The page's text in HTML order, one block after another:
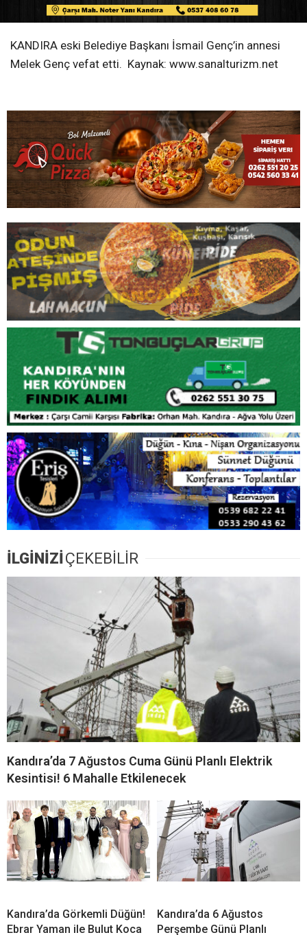
KANDIRA eski Belediye Başkanı İsmail Genç’in annesi
Melek Genç vefat etti. Kaynak: www.sanalturizm.net
İLGİNİZİÇEKEBİLİR
Kandıra’da 7 Ağustos Cuma Günü Planlı Elektrik
Kesintisi! 6 Mahalle Etkilenecek
Kandıra’da Görkemli Düğün!
Ebrar Yaman ile Bulut Koca
Kandıra’da 6 Ağustos
Perşembe Günü Planlı